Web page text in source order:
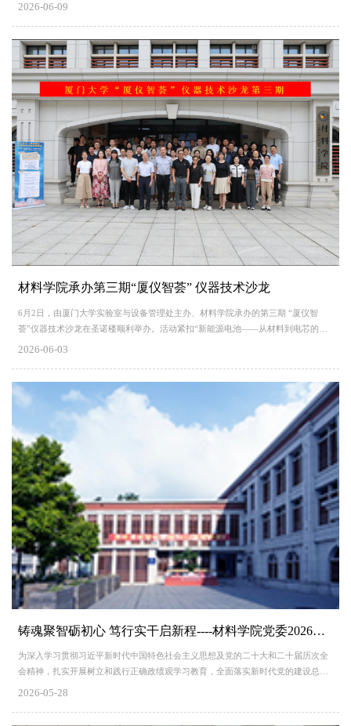
员、教授许一婷为同学们带来了题为“...
2026-06-09
材料学院承办第三期“厦仪智荟” 仪器技术沙龙
6月2日，由厦门大学实验室与设备管理处主办、材料学院承办的第三期 “厦仪智
荟”仪器技术沙龙在圣诺楼顺利举办。活动紧扣“新能源电池——从材料到电芯的微
观‘透视’与精准‘把脉’”主题，聚焦高端仪器表征技术在新能源电池研发中的落地应
高级工程师黄悦联合主持。活动开场，...
2026-06-03
铸魂聚智砺初心 笃行实干启新程----材料学院党委2026年教工党支部党务骨干与青年教师政治素养提升培训班圆满举办
为深入学习贯彻习近平新时代中国特色社会主义思想及党的二十大和二十届历次全
会精神，扎实开展树立和践行正确政绩观学习教育，全面落实新时代党的建设总要
2026-05-28